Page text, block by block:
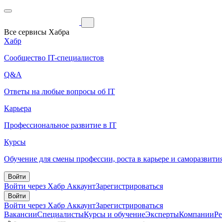
Все сервисы Хабра
Хабр
Сообщество IT-специалистов
Q&A
Ответы на любые вопросы об IT
Карьера
Профессиональное развитие в IT
Курсы
Обучение для смены профессии, роста в карьере и
Войти
Войти через Хабр АккаунтЗарегистрироваться
Войти
Войти через Хабр АккаунтЗарегистрироваться
ВакансииСпециалистыКурсы и обучениеЭкспертыКомпании